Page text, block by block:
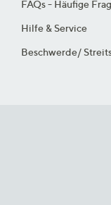
FAQs - Häufige
Hilfe & Service
Beschwerde/